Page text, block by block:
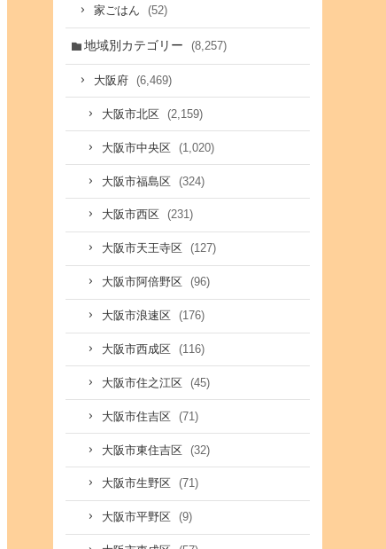
家ごはん (52)
地域別カテゴリー (8,257)
大阪府 (6,469)
大阪市北区 (2,159)
大阪市中央区 (1,020)
大阪市福島区 (324)
大阪市西区 (231)
大阪市天王寺区 (127)
大阪市阿倍野区 (96)
大阪市浪速区 (176)
大阪市西成区 (116)
大阪市住之江区 (45)
大阪市住吉区 (71)
大阪市東住吉区 (32)
大阪市生野区 (71)
大阪市平野区 (9)